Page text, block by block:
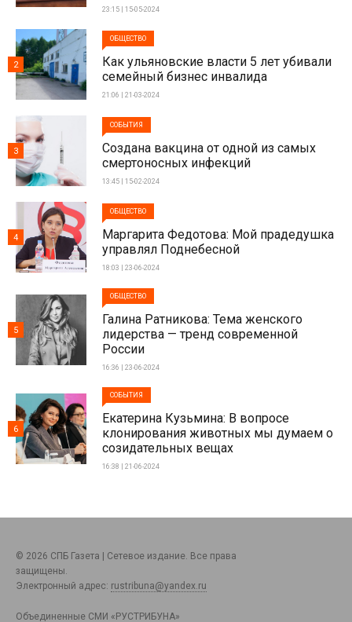
23:15 | 15-05-2024
ОБЩЕСТВО
Как ульяновские власти 5 лет убивали
семейный бизнес инвалида
21:06 | 21-03-2024
2
СОБЫТИЯ
Создана вакцина от одной из самых
смертоносных инфекций
13:45 | 15-02-2024
3
ОБЩЕСТВО
Маргарита Федотова: Мой прадедушка
управлял Поднебесной
18:03 | 23-06-2024
4
ОБЩЕСТВО
Галина Ратникова: Тема женского
лидерства — тренд современной
России
16:36 | 23-06-2024
5
СОБЫТИЯ
Екатерина Кузьмина: В вопросе
клонирования животных мы думаем о
созидательных вещах
16:38 | 21-06-2024
6
© 2026 СПБ Газета | Сетевое издание. Все права
защищены.
Электронный адрес: rustribuna@yandex.ru
Объединенные СМИ «РУСТРИБУНА»